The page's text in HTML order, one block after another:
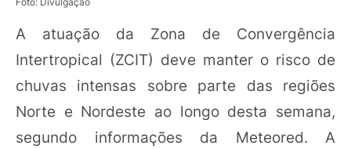
A atuação da Zona de Convergência
Intertropical (ZCIT) deve manter o risco de
chuvas intensas sobre parte das regiões
Norte e Nordeste ao longo desta semana,
segundo informações da Meteored. A